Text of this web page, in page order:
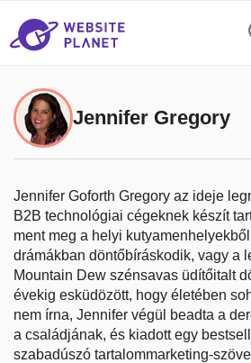
Jennifer Gregory
Jennifer Goforth Gregory az ideje
B2B technológiai cégeknek készít
ment meg a helyi
drámákban döntőbíráskodik, vagy a
Mountain Dew szénsavas üdítőitalt
évekig esküdözött, hogy életében
nem írna, Jennifer végül beadta a
a családjának, és kiadott egy
szabadúszó tartalommarketing-